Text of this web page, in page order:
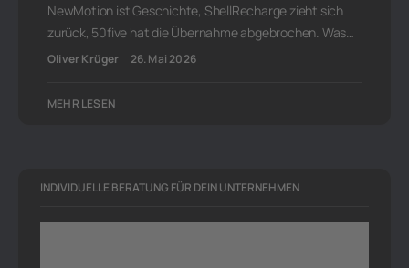
NewMotion ist Geschichte, ShellRecharge zieht sich
zurück, 50five hat die Übernahme abgebrochen. Was…
Oliver Krüger 26. Mai 2026
MEHR LESEN
INDIVIDUELLE BERATUNG FÜR DEIN UNTERNEHMEN